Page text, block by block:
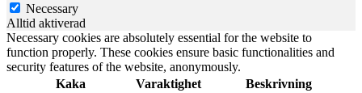
Necessary
Alltid aktiverad
Necessary cookies are absolutely essential for the website to
function properly. These cookies ensure basic functionalities and
security features of the website, anonymously.
Kaka
Varaktighet Beskrivning